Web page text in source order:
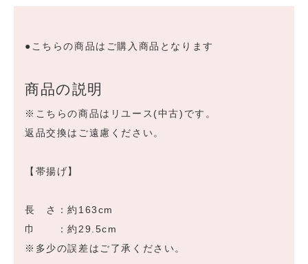
●こちらの商品はご購入商品となります
商品の説明
※こちらの商品はリユース(中古)です。
返品交換はご遠慮ください。
【帯揚げ】
長 さ：約163cm
巾 ：約29.5cm
※多少の誤差はご了承ください。